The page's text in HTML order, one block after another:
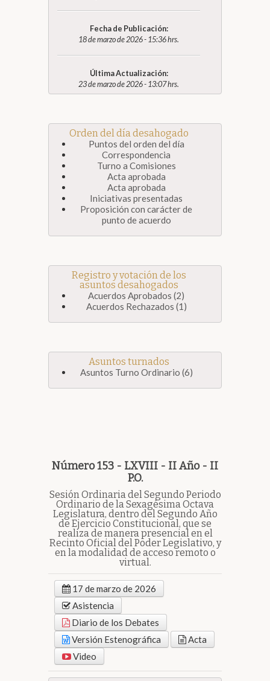
Fecha de Publicación:
18 de marzo de 2026 - 15:36 hrs.
Última Actualización:
23 de marzo de 2026 - 13:07 hrs.
Orden del día desahogado
Puntos del orden del día
Correspondencia
Turno a Comisiones
Acta aprobada
Acta aprobada
Iniciativas presentadas
Proposición con carácter de
punto de acuerdo
Registro y votación de los
asuntos desahogados
Acuerdos Aprobados (2)
Acuerdos Rechazados (1)
Asuntos turnados
Asuntos Turno Ordinario (6)
Número 153 - LXVIII - II Año - II
P.O.
Sesión Ordinaria del Segundo Periodo
Ordinario de la Sexagésima Octava
Legislatura, dentro del Segundo Año
de Ejercicio Constitucional, que se
realiza de manera presencial en el
Recinto Oficial del Poder Legislativo, y
en la modalidad de acceso remoto o
virtual.
17 de marzo de 2026
Asistencia
Diario de los Debates
Versión Estenográfica
Acta
Video